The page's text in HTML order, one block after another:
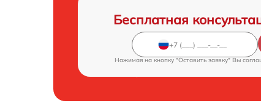
Бесплатная
Нажимая на кнопку "Оставить заявку" Вы